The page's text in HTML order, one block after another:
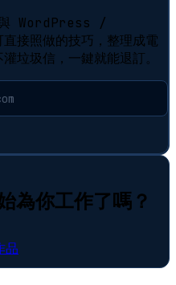
與 WordPress /
接照做的技巧，整理成電
垃圾信，一鍵就能退訂。
為你工作了嗎？
品